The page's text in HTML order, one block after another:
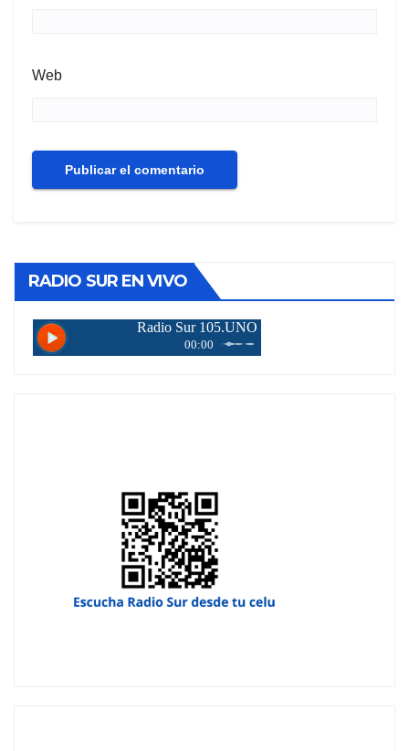
Web
RADIO SUR EN VIVO